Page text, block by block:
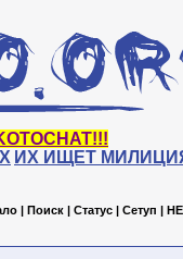
ИХ ИЩЕТ
| Поиск | Статус | Сетуп |